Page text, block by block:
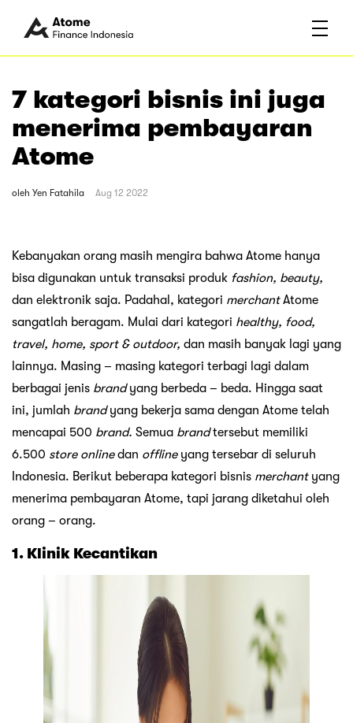
7 kategori bisnis ini juga
menerima pembayaran
Atome
oleh Yen Fatahila Aug 12 2022
Kebanyakan orang masih mengira bahwa Atome hanya
bisa digunakan untuk transaksi produk fashion, beauty,
dan elektronik saja. Padahal, kategori merchantAtome
sangatlah beragam. Mulai dari kategori healthy, food,
travel, home, sport & outdoor, dan masih banyak lagi yang
lainnya. Masing – masing kategori terbagi lagi dalam
berbagai jenis brandyang berbeda – beda. Hingga saat
ini, jumlah brandyang bekerja sama dengan Atome telah
mencapai 500 brand. Semua brandtersebut memiliki
6.500 store onlinedan offline yang tersebar di seluruh
Indonesia. Berikut beberapa kategori bisnis merchant yang
menerima pembayaran Atome, tapi jarang diketahui oleh
orang – orang.
1. Klinik Kecantikan